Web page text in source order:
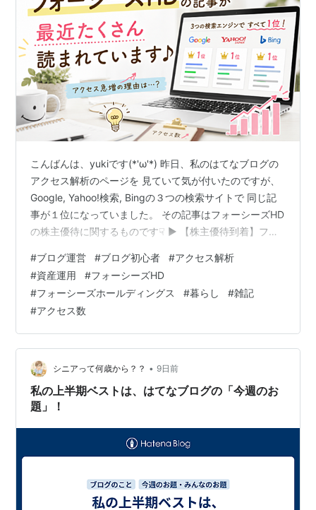
こんばんは、yukiです(*'ω'*) 昨日、私のはてなブログの
アクセス解析のページを 見ていて気が付いたのですが、
Google, Yahoo!検索, Bingの３つの検索サイトで 同じ記
事が１位になっていました。 その記事はフォーシーズHD
の株主優待に関するものです☟ ▶ 【株主優待到着】フォ
イント優待も紹介 - yuki's daily life 以前からGoogleや
Yahoo!検索では上位にきていた印象がありますが、 つい
にBingでもトップにきました。 今日も引き続き３つでト
ップだったので スクリーンショットを残しておきます。
ち…
#ブログ運営 #ブログ初心者 #アクセス解析
#資産運用 #フォーシーズHD
#フォーシーズホールディングス #暮らし #雑記
#アクセス数
シニアって何歳から？？ • 9日前
私の上半期ベストは、はてなブログの「今週のお
題」！